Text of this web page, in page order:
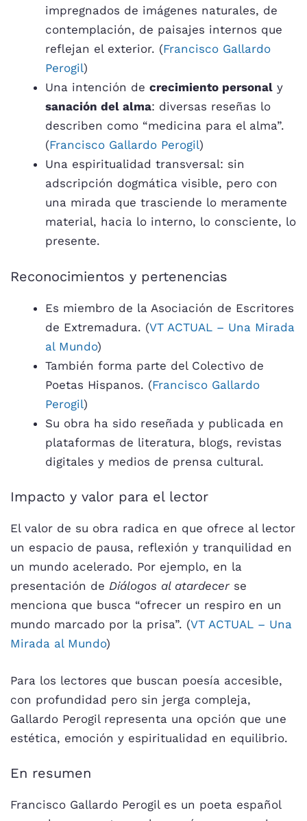
impregnados de imágenes naturales, de
contemplación, de paisajes internos que
reflejan el exterior. (Francisco Gallardo
Perogil)
Una intención de crecimiento personal y
sanación del alma: diversas reseñas lo
describen como “medicina para el alma”.
(Francisco Gallardo Perogil)
Una espiritualidad transversal: sin
adscripción dogmática visible, pero con
una mirada que trasciende lo meramente
material, hacia lo interno, lo consciente, lo
presente.
Reconocimientos y pertenencias
Es miembro de la Asociación de Escritores
de Extremadura. (VT ACTUAL – Una Mirada
al Mundo)
También forma parte del Colectivo de
Poetas Hispanos. (Francisco Gallardo
Perogil)
Su obra ha sido reseñada y publicada en
plataformas de literatura, blogs, revistas
digitales y medios de prensa cultural.
Impacto y valor para el lector
El valor de su obra radica en que ofrece al lector
un espacio de pausa, reflexión y tranquilidad en
un mundo acelerado. Por ejemplo, en la
presentación de Diálogos al atardecer se
menciona que busca “ofrecer un respiro en un
mundo marcado por la prisa”. (VT ACTUAL – Una
Mirada al Mundo)
Para los lectores que buscan poesía accesible,
con profundidad pero sin jerga compleja,
Gallardo Perogil representa una opción que une
estética, emoción y espiritualidad en equilibrio.
En resumen
Francisco Gallardo Perogil es un poeta español